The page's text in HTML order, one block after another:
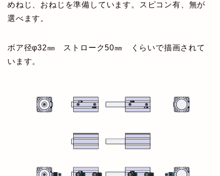
めねじ、おねじを準備しています。スピコン有、無が
選べます。
ボア径φ32㎜ ストローク50㎜ くらいで描画されて
います。